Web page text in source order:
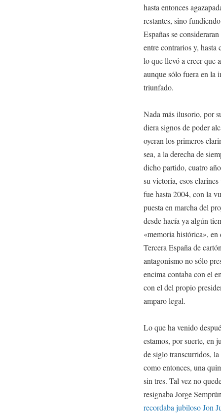
hasta entonces
restantes, sino
Españas se
entre contrarios y,
lo que llevó a creer que
aunque sólo fuera en
triunfado.
Nada más ilusorio, por
diera signos de poder
oyeran los primeros
sea, a la derecha de
dicho partido, cuatro
su victoria, esos
fue hasta 2004, con la
puesta en marcha del
desde hacía ya algún
«memoria histórica», en
Tercera España de
antagonismo no sólo
encima contaba con el
con el del propio
amparo legal.
Lo que ha venido
estamos, por suerte, en
de siglo transcurridos,
como entonces, una
sin tres. Tal vez no
resignaba Jorge
recordaba jubiloso Jon